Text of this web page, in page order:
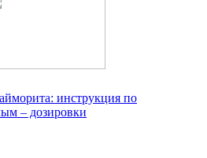
инструкция по
– дозировки